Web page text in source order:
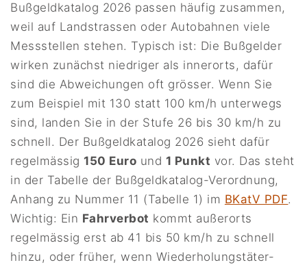
Bußgeldkatalog 2026 passen häufig zusammen,
weil auf Landstrassen oder Autobahnen viele
Messstellen stehen. Typisch ist: Die Bußgelder
wirken zunächst niedriger als innerorts, dafür
sind die Abweichungen oft grösser. Wenn Sie
zum Beispiel mit 130 statt 100 km/h unterwegs
sind, landen Sie in der Stufe 26 bis 30 km/h zu
schnell. Der Bußgeldkatalog 2026 sieht dafür
regelmässig150 Euro und 1 Punkt vor. Das steht
in der Tabelle der Bußgeldkatalog-Verordnung,
Anhang zu Nummer 11 (Tabelle 1) im BKatV PDF.
Wichtig: Ein Fahrverbot kommt außerorts
regelmässig erst ab 41 bis 50 km/h zu schnell
hinzu, oder früher, wenn Wiederholungstäter-